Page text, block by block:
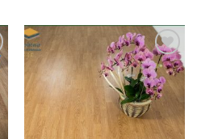
Yêu
thích